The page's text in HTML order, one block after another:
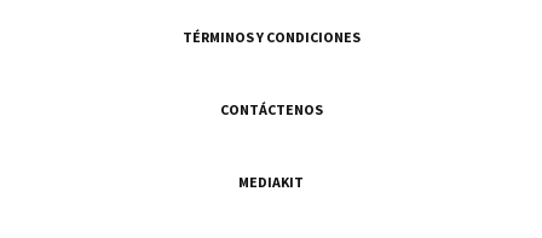
TÉRMINOS Y CONDICIONES
CONTÁCTENOS
MEDIAKIT